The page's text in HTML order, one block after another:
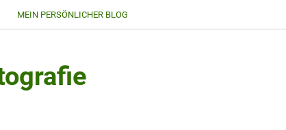
MEIN PERSÖNLICHER BLOG